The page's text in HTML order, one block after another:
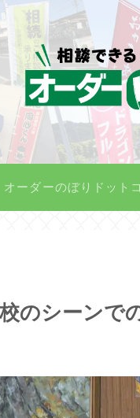
オーダーのぼりドット
のシーンで